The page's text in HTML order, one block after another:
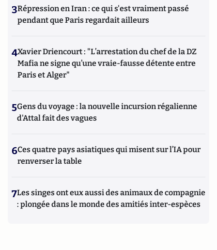
3Répression en Iran : ce qui s'est vraiment passé
pendant que Paris regardait ailleurs
4Xavier Driencourt : "L’arrestation du chef de la DZ
Mafia ne signe qu’une vraie-fausse détente entre
Paris et Alger"
5Gens du voyage : la nouvelle incursion régalienne
d'Attal fait des vagues
6Ces quatre pays asiatiques qui misent sur l’IA pour
renverser la table
7Les singes ont eux aussi des animaux de compagnie
: plongée dans le monde des amitiés inter-espèces